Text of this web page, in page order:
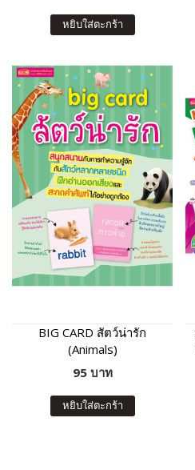
หยิบใส่ตะกร้า
BIG CARD สัตว์น่ารัก
(Animals)
95 บาท
หยิบใส่ตะกร้า